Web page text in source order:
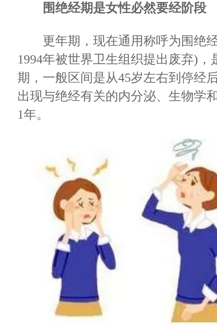
围绝经期是女性必然要经阶段
更年期，现在通用称呼为围绝经
1994年被世界卫生组织提出废弃)
期，一般区间是从45岁左右到停经
出现与绝经有关的内分泌、生物学
1年。